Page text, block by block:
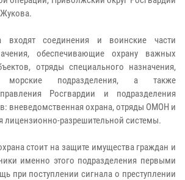
входят соединения и воинские части
обеспечивающие охрану важных
отряды специального назначения,
подразделения, а также
Росгвардии и подразделения
вневедомственная охрана, отряды ОМОН и
лицензионно-разрешительной системы.
стоит на защите имущества граждан и
именно этого подразделения первыми
при поступлении сигнала о преступлении